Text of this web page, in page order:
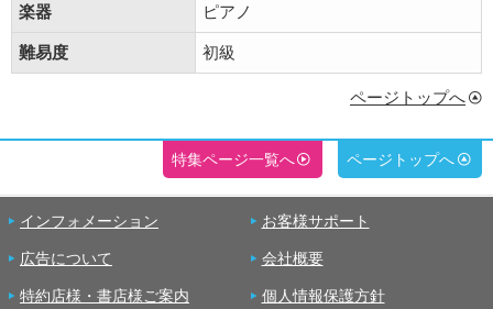
楽器 ピアノ
難易度 初級
ページトップへ
特集ページ一覧へ ページトップへ
インフォメーション お客様サポート
広告について 会社概要
特約店様・書店様ご案内 個人情報保護方針